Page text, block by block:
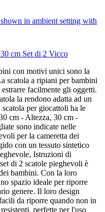
cm Set di 2 Vicco
con motivi unici sono la
scatola a ripiani per bambini
facilmente gli oggetti.
la rendono adatta ad un
per giocattoli ha le
cm - Altezza, 30 cm -
sono indicate nelle
per la cameretta dei
con un tessuto sintetico
Istruzioni di
di 2 scatole pieghevoli è
bambini. Con la loro
spazio ideale per riporre
genere. Il loro design
da riporre quando non in
perfette per l'uso